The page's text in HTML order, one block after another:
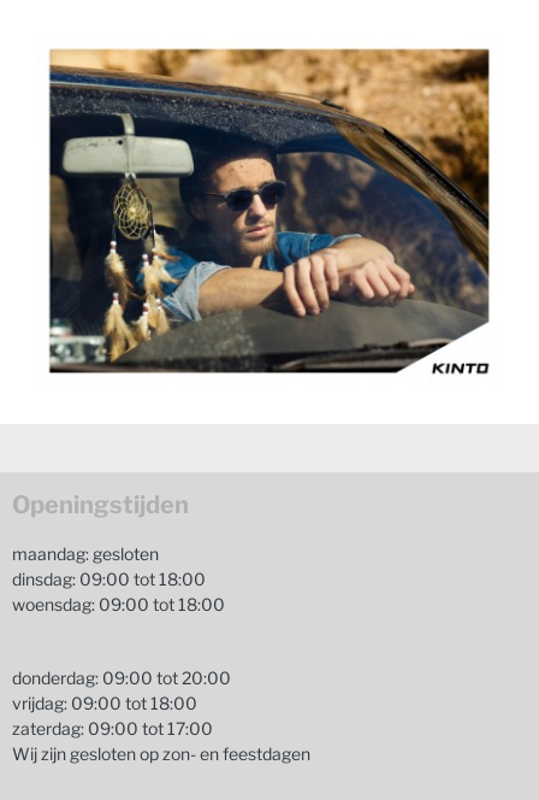
Openingstijden
maandag: gesloten
dinsdag: 09:00 tot 18:00
woensdag: 09:00 tot 18:00
donderdag: 09:00 tot 20:00
vrijdag: 09:00 tot 18:00
zaterdag: 09:00 tot 17:00
Wij zijn gesloten op zon- en feestdagen